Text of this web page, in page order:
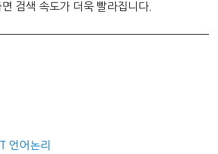
검색 속도가 더욱 빨라집니다.
언어논리